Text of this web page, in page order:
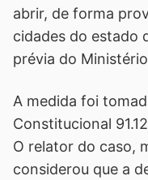
abrir, de forma
cidades do estado
prévia do
A medida foi
Constitucional
O relator do caso,
considerou que a